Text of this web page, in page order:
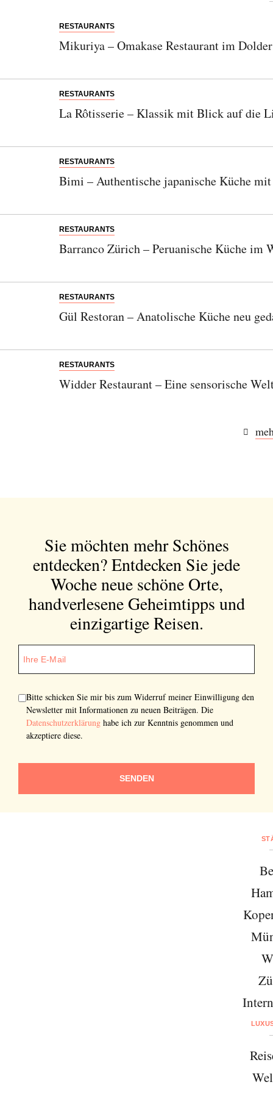
RESTAURANTS
Mikuriya – Omakase Restaurant im
RESTAURANTS
La Rôtisserie – Klassik mit Blick auf die
RESTAURANTS
Bimi – Authentische japanische Küche
RESTAURANTS
Barranco Zürich – Peruanische Küche im
RESTAURANTS
Gül Restoran – Anatolische Küche neu
RESTAURANTS
Widder Restaurant – Eine sensorische
Sie möchten mehr Schönes
entdecken?Entdecken Sie jede
Woche neue schöne Orte,
handverlesene Geheimtipps und
einzigartige Reisen.
Bitte schicken Sie mir bis zum Widerruf meiner Einwilligung den
Newsletter mit Informationen zu neuen Beiträgen. Die
Datenschutzerklärung habe ich zur Kenntnis genommen und
akzeptiere diese.
SENDEN